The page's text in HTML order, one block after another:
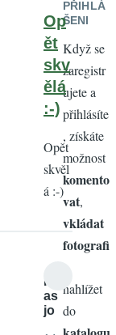
Op
ět
skv
ělá
:-)
Opět
skvěl
á :-)
H
as
jo
PŘIHLÁ
ŠENI
Když se
zaregistr
ujete a
přihlásíte
, získáte
možnost
komento
vat,
vkládat
fotografi
nahlížet
do